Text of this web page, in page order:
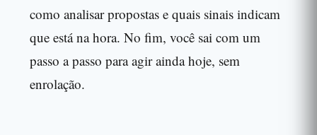
como analisar propostas e quais sinais indicam
que está na hora. No fim, você sai com um
passo a passo para agir ainda hoje, sem
enrolação.